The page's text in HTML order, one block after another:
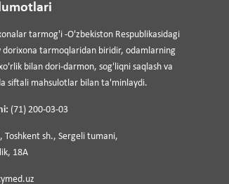
tarmog'i -O'zbekiston Respublikasidagi
dorixona tarmoqlaridan biridir, odamlarning
bilan dori-darmon, sog'liqni saqlash va
siftali mahsulotlar bilan ta'minlaydi.
(71) 200-03-03
Toshkent sh., Sergeli tumani,
18A